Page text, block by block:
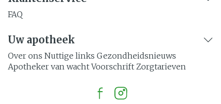
FAQ
Uw apotheek
Over ons Nuttige links Gezondheidsnieuws
Apotheker van wacht Voorschrift Zorgtarieven